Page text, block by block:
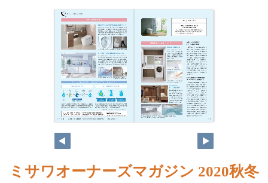
ミサワオーナーズマガジン 2020秋冬